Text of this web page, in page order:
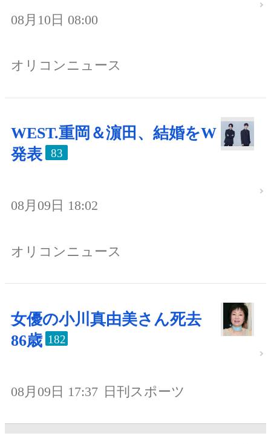
08月10日 08:00
オリコンニュース
WEST.重岡＆濵田、結婚をW
発表
83
08月09日 18:02
オリコンニュース
女優の小川真由美さん死去
86歳 182
08月09日 17:37 日刊スポーツ